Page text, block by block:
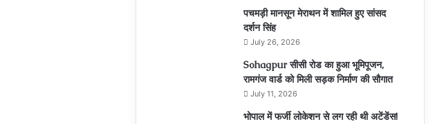
पचमड़ी मानसून मेराथन में शामिल हुए सांसद
दर्शन सिंह
July 26, 2026
Sohagpur सीसी रोड का हुआ भूमिपूजन,
रामगंज वार्ड को मिली सड़क निर्माण की सौगात
July 11, 2026
भोपाल में फर्जी लोकेशन से लग रही थी अटेंडेंस!